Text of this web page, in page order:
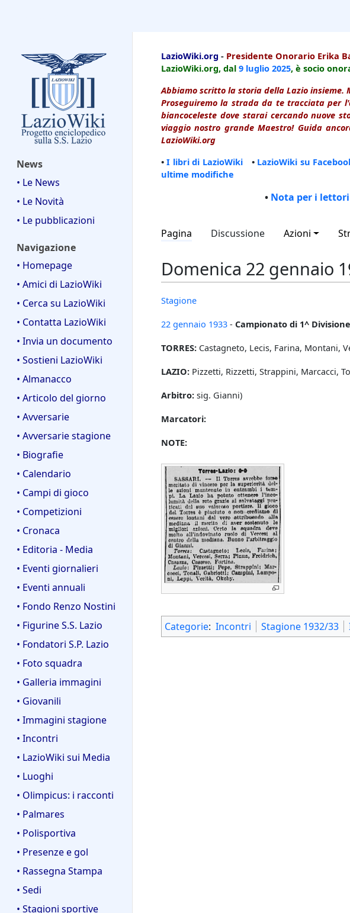
News
• Le News
• Le Novità
• Le pubblicazioni
Navigazione
• Homepage
• Amici di LazioWiki
• Cerca su LazioWiki
• Contatta LazioWiki
• Invia un documento
• Sostieni LazioWiki
• Almanacco
• Articolo del giorno
• Avversarie
• Avversarie stagione
• Biografie
• Calendario
• Campi di gioco
• Competizioni
• Cronaca
• Editoria - Media
• Eventi giornalieri
• Eventi annuali
• Fondo Renzo Nostini
• Figurine S.S. Lazio
• Fondatori S.P. Lazio
• Foto squadra
• Galleria immagini
• Giovanili
• Immagini stagione
• Incontri
• LazioWiki sui Media
• Luoghi
• Olimpicus: i racconti
• Palmares
• Polisportiva
• Presenze e gol
• Rassegna Stampa
• Sedi
• Stagioni sportive
LazioWiki.org - Presidente Onorario Erika
LazioWiki.org, dal 9 luglio 2025, è socio
Abbiamo scritto la storia della Lazio insieme.
Proseguiremo la strada da te tracciata per
biancoceleste dove starai cercando nuove
viaggio nostro grande Maestro! Guida
LazioWiki.org
•I libri di LazioWiki• LazioWiki su
ultime modifiche
• Nota per i
Pagina Discussione Azioni
Domenica 22 gennaio
Stagione
22 gennaio 1933 - Campionato di 1^
TORRES: Castagneto, Lecis, Farina, Montani,
LAZIO: Pizzetti, Rizzetti, Strappini, Marcacci,
Arbitro: sig. Gianni)
Marcatori:
NOTE:
Categorie: Incontri Stagione 1932/33